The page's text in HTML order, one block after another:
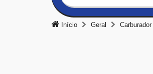
Início Geral Carburador